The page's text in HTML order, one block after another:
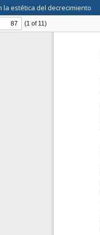
la estética del decrecimiento